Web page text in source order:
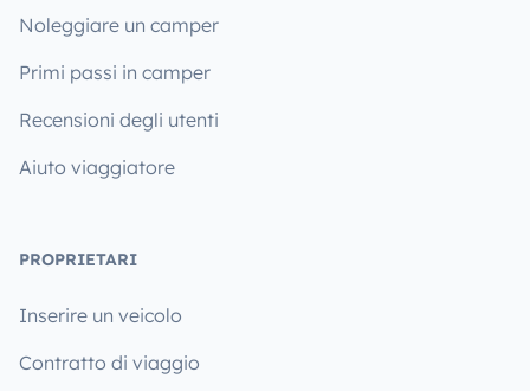
Noleggiare un camper
Primi passi in camper
Recensioni degli utenti
Aiuto viaggiatore
PROPRIETARI
Inserire un veicolo
Contratto di viaggio